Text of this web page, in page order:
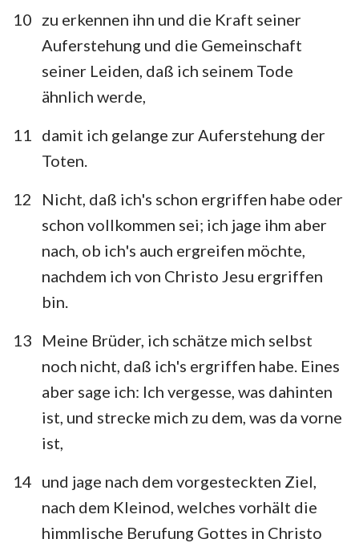
10 zu erkennen ihn und die Kraft seiner
Auferstehung und die Gemeinschaft
seiner Leiden, daß ich seinem Tode
ähnlich werde,
11
damit ich gelange zur Auferstehung der
Toten.
12
Nicht, daß ich's schon ergriffen habe oder
schon vollkommen sei; ich jage ihm aber
nach, ob ich's auch ergreifen möchte,
nachdem ich von Christo Jesu ergriffen
bin.
13
Meine Brüder, ich schätze mich selbst
noch nicht, daß ich's ergriffen habe. Eines
aber sage ich: Ich vergesse, was dahinten
ist, und strecke mich zu dem, was da vorne
ist,
14 und jage nach dem vorgesteckten Ziel,
nach dem Kleinod, welches vorhält die
himmlische Berufung Gottes in Christo